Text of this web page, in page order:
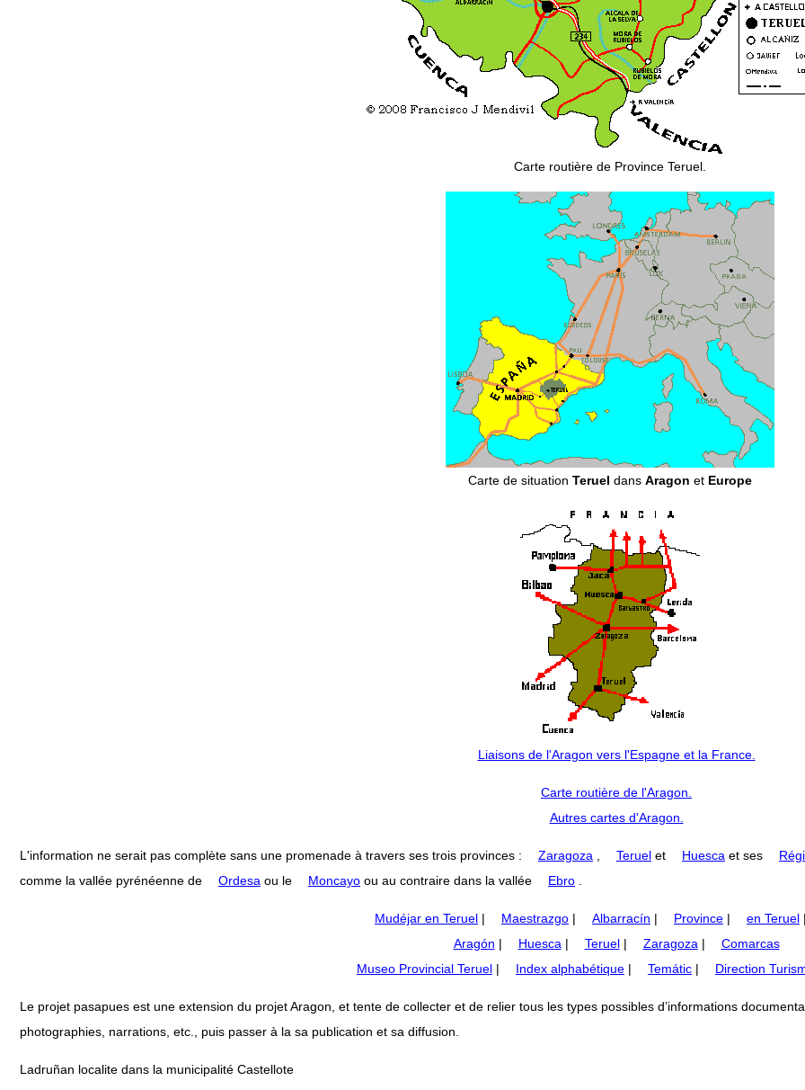
Carte routière de Province Teruel.
Carte de situation Teruel dans Aragon et Europe
Liaisons de l'Aragon vers l'Espagne et la France.
Carte routière de l'Aragon.
Autres cartes d'Aragon.
L'information ne serait pas complète sans une promenade à travers ses trois provinces : Zaragoza , Teruel et Huesca et ses
comme la vallée pyrénéenne de
Ordesa ou le Moncayo ou au contraire dans la vallée Ebro .
Mudéjar en Teruel | Maestrazgo | Albarracín | Province | en Teruel |
Aragón | Huesca| Teruel| Zaragoza|
Comarcas
Museo Provincial Teruel | Index alphabétique | Temátic | Direction
Le projet pasapues est une extension du projet Aragon, et tente de collecter et de relier tous les types possibles d’informations
photographies, narrations, etc., puis passer à la sa publication et sa diffusion.
Ladruñan localite dans la municipalité Castellote